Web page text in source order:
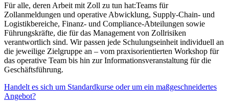
Für alle, deren Arbeit mit Zoll zu tun hat:Teams für
Zollanmeldungen und operative Abwicklung, Supply-Chain- und
Logistikbereiche, Finanz- und Compliance-Abteilungen sowie
Führungskräfte, die für das Management von Zollrisiken
verantwortlich sind. Wir passen jede Schulungseinheit individuell an
die jeweilige Zielgruppe an – vom praxisorientierten Workshop für
das operative Team bis hin zur Informationsveranstaltung für die
Geschäftsführung.
Handelt es sich um Standardkurse oder um ein maßgeschneidertes
Angebot?